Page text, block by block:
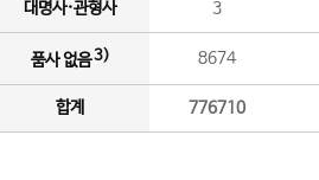
대명사·관형사 3
품사 없음3) 8674
합계 776710